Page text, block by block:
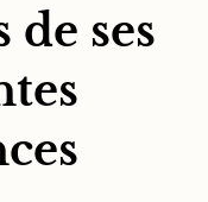
de ses